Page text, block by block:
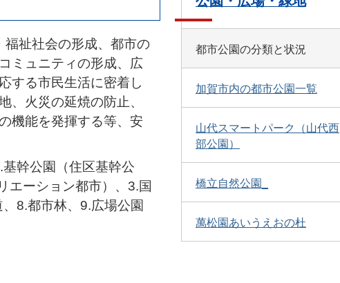
祉社会の形成、都市の
ミュニティの形成、広
する市民生活に密着し
、火災の延焼の防止、
機能を発揮する等、安
幹公園（住区基幹公
エーション都市）、3.国
8.都市林、9.広場公園
都市公園の分類と状況
加賀市内の都市公園一覧
山代スマートパーク（山代西
部公園）
橋立自然公園_
萬松園あいうえおの杜